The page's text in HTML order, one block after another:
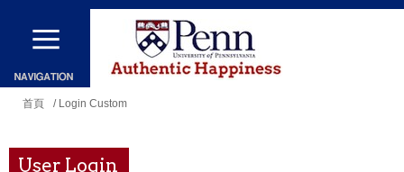
移
主
內
您
這
首頁 / Login Custom
User Login